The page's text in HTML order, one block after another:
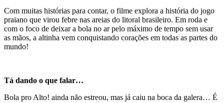
Com muitas histórias para contar, o filme explora a história do jogo
praiano que virou febre nas areias do litoral brasileiro. Em roda e
com o foco de deixar a bola no ar pelo máximo de tempo sem usar
as mãos, a altinha vem conquistando corações em todas as partes do
mundo!
Tá dando o que falar…
Bola pro Alto! ainda não estreou, mas já caiu na boca da galera… É